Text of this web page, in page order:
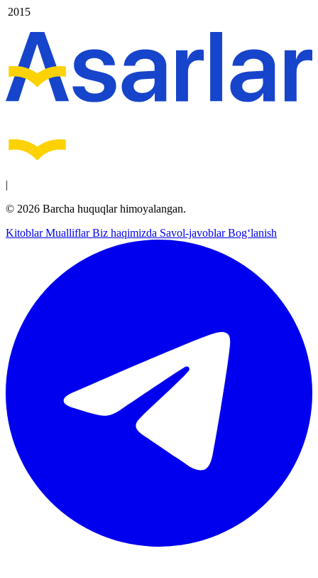
2015
|
© 2026 Barcha huquqlar himoyalangan.
KitoblarMualliflarBiz haqimizda Savol-javoblarBog‘lanish